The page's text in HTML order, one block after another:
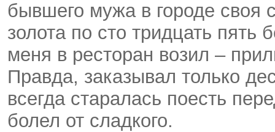
бывшего мужа в городе своя
золота по сто тридцать
меня в ресторан возил –
Правда, заказывал только
всегда старалась поесть
болел от сладкого.